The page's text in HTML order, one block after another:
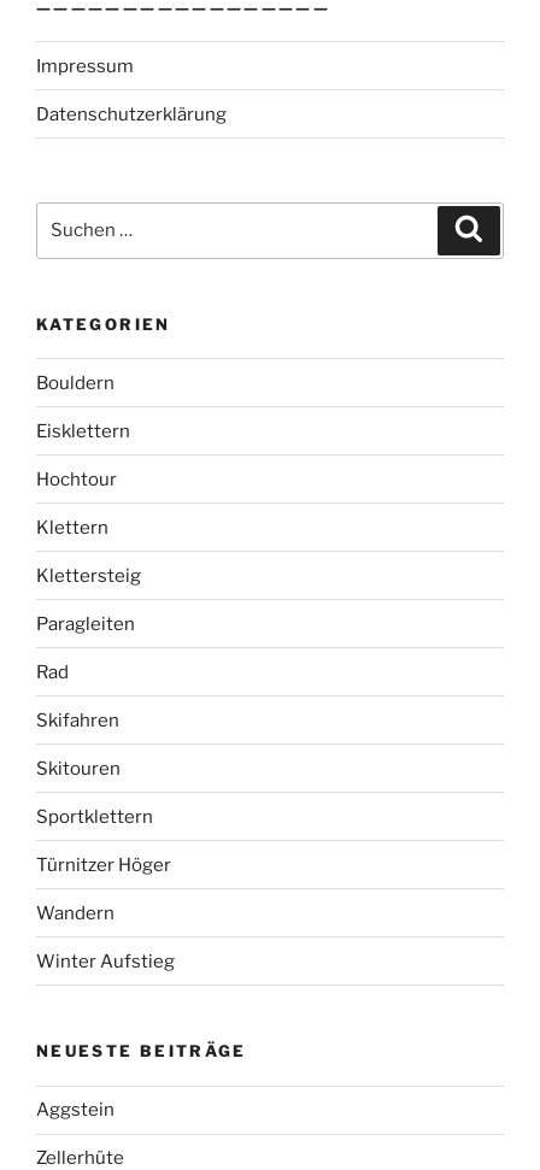
—————————————————
Impressum
Datenschutzerklärung
nach:
KATEGORIEN
Bouldern
Eisklettern
Hochtour
Klettern
Klettersteig
Paragleiten
Rad
Skifahren
Skitouren
Sportklettern
Türnitzer Höger
Wandern
Winter Aufstieg
NEUESTE BEITRÄGE
Aggstein
Zellerhüte